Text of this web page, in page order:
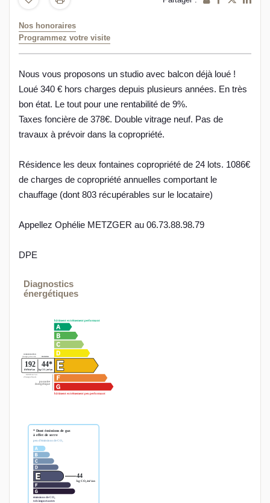
Nos honoraires
Programmez votre visite
Nous vous proposons un studio avec balcon déjà loué !
Loué 340 € hors charges depuis plusieurs années. En très
bon état. Le tout pour une rentabilité de 9%.
Taxes foncière de 378€. Double vitrage neuf. Pas de
travaux à prévoir dans la copropriété.
Résidence les deux fontaines copropriété de 24 lots. 1086€
de charges de copropriété annuelles comportant le
chauffage (dont 803 récupérables sur le locataire)
Appellez Ophélie METZGER au 06.73.88.98.79
DPE
Diagnostics
énergétiques